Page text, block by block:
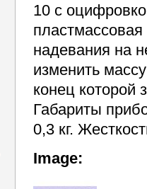
10 с
надевания на
изменить
конец которой
Габариты
0,3 кг.
Image: